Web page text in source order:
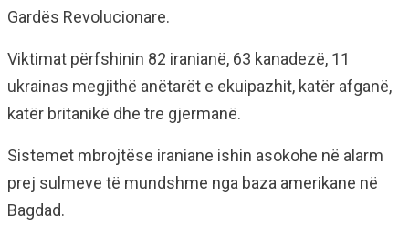
Gardës Revolucionare.
Viktimat përfshinin 82 iranianë, 63 kanadezë, 11
ukrainas megjithë anëtarët e ekuipazhit, katër afganë,
katër britanikë dhe tre gjermanë.
Sistemet mbrojtëse iraniane ishin asokohe në alarm
prej sulmeve të mundshme nga baza amerikane në
Bagdad.